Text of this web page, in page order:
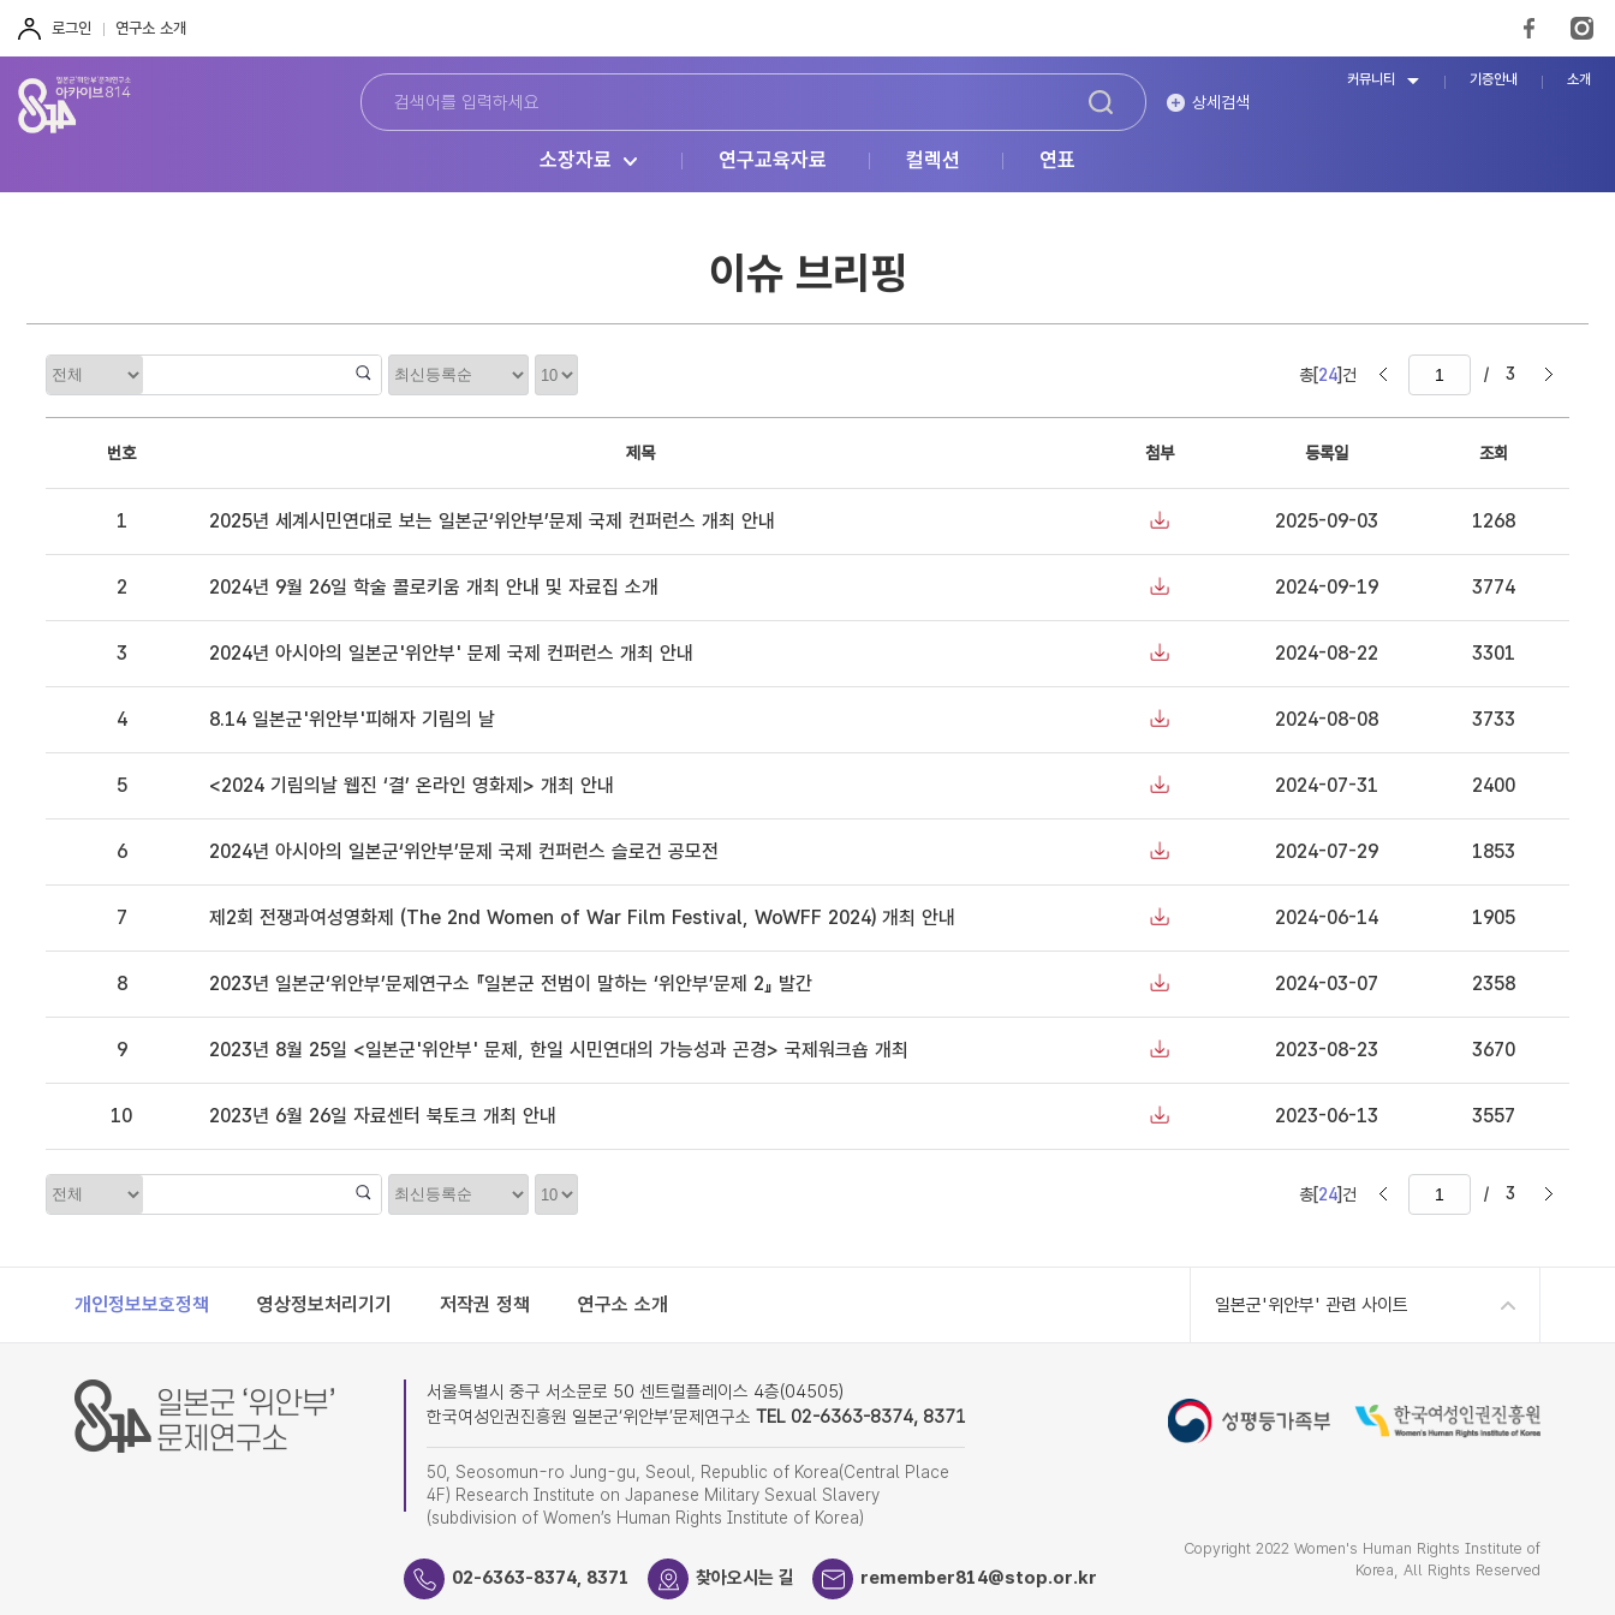
로그인 연구소 소개
상세검색
소장자료 연구교육자료 컬렉션 연표
커뮤니티 기증안내 소개
이슈 브리핑
카
고
리
정
렬
정
렬
갯
수
총[24]건 / 3
번호 제목 첨부 등록일 조회
1 2025년 세계시민연대로 보는 일본군‘위안부’문제 국제 컨퍼런스 개최 안내 2025-09-03 1268
2 2024년 9월 26일 학술 콜로키움 개최 안내 및 자료집 소개 2024-09-19 3774
3 2024년 아시아의 일본군'위안부' 문제 국제 컨퍼런스 개최 안내 2024-08-22 3301
4 8.14 일본군'위안부'피해자 기림의 날 2024-08-08 3733
5 <2024 기림의날 웹진 ‘결’ 온라인 영화제> 개최 안내 2024-07-31 2400
6 2024년 아시아의 일본군‘위안부’문제 국제 컨퍼런스 슬로건 공모전 2024-07-29 1853
7 제2회 전쟁과여성영화제 (The 2nd Women of War Film Festival, WoWFF 2024) 개최 안내 2024-06-14 1905
8 2023년 일본군‘위안부’문제연구소 『일본군 전범이 말하는 ‘위안부’문제 2』 발간 2024-03-07 2358
9 2023년 8월 25일 <일본군'위안부' 문제, 한일 시민연대의 가능성과 곤경> 국제워크숍 개최 2023-08-23 3670
10 2023년 6월 26일 자료센터 북토크 개최 안내 2023-06-13 3557
카
고
정
렬
정
렬
갯
총[24]건 / 3
Footer
개인정보보호정책 영상정보처리기기 저작권 정책 연구소 소개 일본군'위안부' 관련 사이트
서울특별시 중구 서소문로 50 센트럴플레이스 4층(04505)
한국여성인권진흥원 일본군‘위안부’문제연구소 TEL 02-6363-8374, 8371
50, Seosomun-ro Jung-gu, Seoul, Republic of Korea(Central Place
4F) Research Institute on Japanese Military Sexual Slavery
(subdivision of Women’s Human Rights Institute of Korea)
02-6363-8374, 8371 찾아오시는 길 remember814@stop.or.kr
Copyright 2022 Women's Human Rights Institute of
Korea, All Rights Reserved